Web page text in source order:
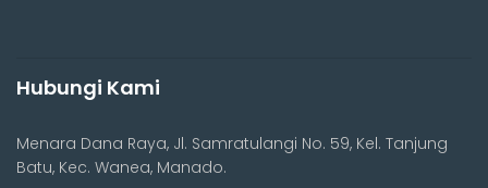
Hubungi Kami
Menara Dana Raya, Jl. Samratulangi No. 59, Kel. Tanjung
Batu, Kec. Wanea, Manado.